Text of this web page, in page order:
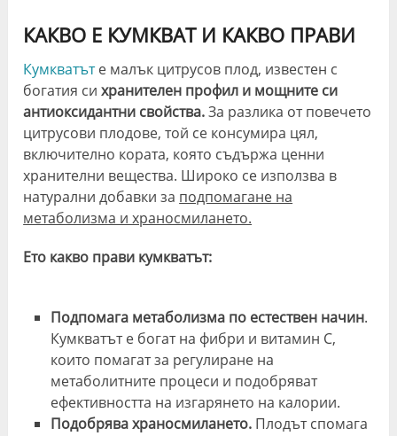
КАКВО Е КУМКВАТ И КАКВО ПРАВИ
Кумкватъте малък цитрусов плод, известен с
богатия сихранителен профил и мощните си
антиоксидантни свойства.За разлика от повечето
цитрусови плодове, той се консумира цял,
включително кората, която съдържа ценни
хранителни вещества. Широко се използва в
натурални добавки за подпомагане на
метаболизма и храносмилането.
Ето какво прави кумкватът:
Подпомага метаболизма по естествен начин.
Кумкватът е богат на фибри и витамин С,
които помагат за регулиране на
метаболитните процеси и подобряват
ефективността на изгарянето на калории.
Подобрява храносмилането.Плодът спомага